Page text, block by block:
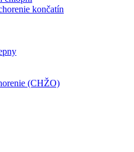
končatín
(CHŽO)